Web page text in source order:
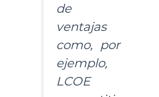
de
ventajas
como, por
ejemplo,
LCOE